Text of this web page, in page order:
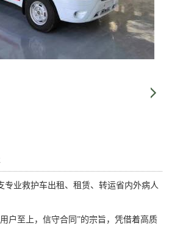
专业救护车出租、租赁、转运省内外病人
户至上，信守合同”的宗旨，凭借着高质